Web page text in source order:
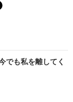
でも私を離してく